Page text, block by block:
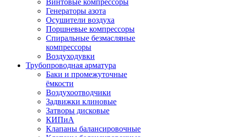
Винтовые компрессоры
Генераторы азота
Осушители воздуха
Поршневые компрессоры
Спиральные безмасляные
компрессоры
Воздуходувки
Трубопроводная арматура
Баки и промежуточные
ёмкости
Воздухоотводчики
Задвижки клиновые
Затворы дисковые
КИПиА
Клапаны балансировочные